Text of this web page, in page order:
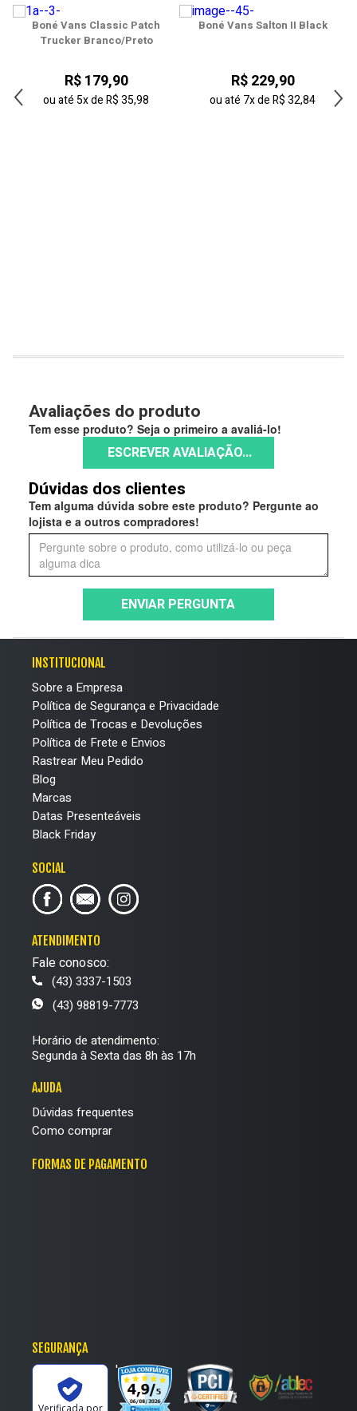
41
Boné Vans Classic Patch
Trucker Branco/Preto
R$ 179,90
ou até5xdeR$ 35,98
Boné Vans Salton II Black
R$ 229,90
ou até 7xdeR$ 32,84
Avaliações do produto
Tem esse produto? Seja o primeiro a avaliá-lo!
ESCREVER AVALIAÇÃO...
Dúvidas dos clientes
Tem alguma dúvida sobre este produto? Pergunte ao
lojista e a outros compradores!
ENVIAR PERGUNTA
INSTITUCIONAL
Sobre a Empresa
Política de Segurança e Privacidade
Política de Trocas e Devoluções
Política de Frete e Envios
Rastrear Meu Pedido
Blog
Marcas
Datas Presenteáveis
Black Friday
SOCIAL
ATENDIMENTO
Fale conosco:
(43) 3337-1503
(43) 98819-7773
Horário de atendimento:
Segunda à Sexta das 8h às 17h
AJUDA
Dúvidas frequentes
Como comprar
FORMAS DE PAGAMENTO
SEGURANÇA
Verificada por
'